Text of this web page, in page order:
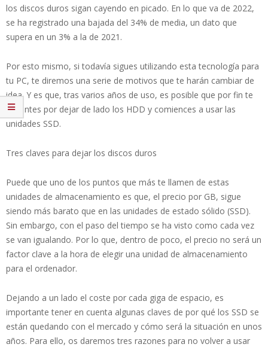
los discos duros sigan cayendo en picado. En lo que va de 2022,
se ha registrado una bajada del 34% de media, un dato que
supera en un 3% a la de 2021.
Por esto mismo, si todavía sigues utilizando esta tecnología para
tu PC, te diremos una serie de motivos que te harán cambiar de
idea. Y es que, tras varios años de uso, es posible que por fin te
decantes por dejar de lado los HDD y comiences a usar las
unidades SSD.
Tres claves para dejar los discos duros
Puede que uno de los puntos que más te llamen de estas
unidades de almacenamiento es que, el precio por GB, sigue
siendo más barato que en las unidades de estado sólido (SSD).
Sin embargo, con el paso del tiempo se ha visto como cada vez
se van igualando. Por lo que, dentro de poco, el precio no será un
factor clave a la hora de elegir una unidad de almacenamiento
para el ordenador.
Dejando a un lado el coste por cada giga de espacio, es
importante tener en cuenta algunas claves de por qué los SSD se
están quedando con el mercado y cómo será la situación en unos
años. Para ello, os daremos tres razones para no volver a usar